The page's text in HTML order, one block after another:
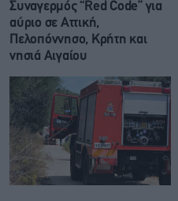
Συναγερμός “Red Code” για
αύριο σε Αττική,
Πελοπόννησο, Κρήτη και
νησιά Αιγαίου